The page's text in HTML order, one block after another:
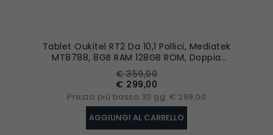
Tablet Oukitel RT2 Da 10,1 Pollici, Mediatek
MT8788, 8GB RAM 128GB ROM, Doppia
Fotocamera Da 16MP - Arancio
Prezzo
base
€ 359,00Prezzo
€ 299,00
Prezzo più basso 30 gg: € 299,00
AGGIUNGI AL CARRELLO